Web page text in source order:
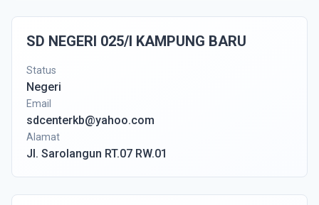
SD NEGERI 025/I KAMPUNG BARU
Status
Negeri
Email
sdcenterkb@yahoo.com
Alamat
Jl. Sarolangun RT.07 RW.01